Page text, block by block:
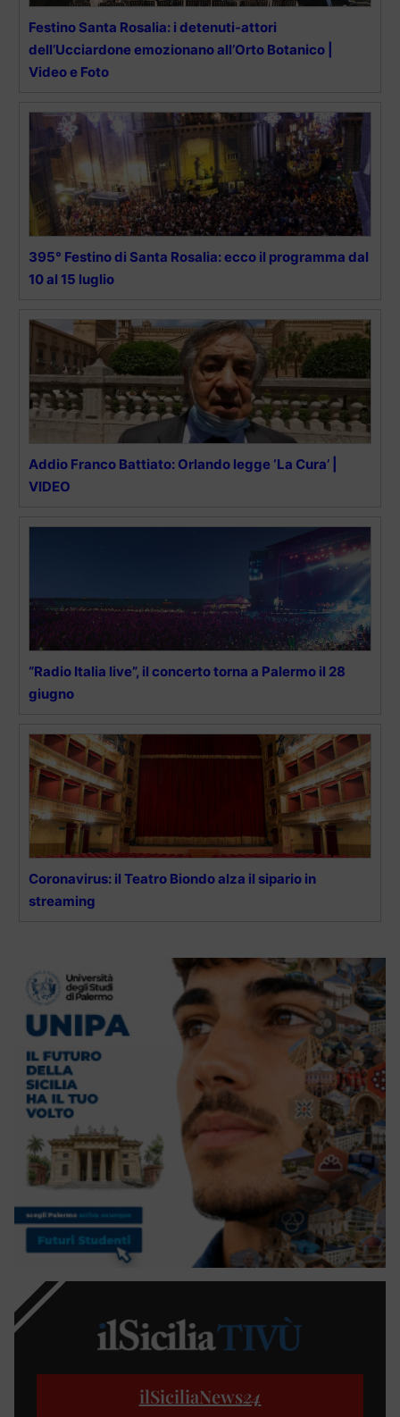
Festino Santa Rosalia: i detenuti-attori
dell’Ucciardone emozionano all’Orto Botanico |
Video e Foto
395° Festino di Santa Rosalia: ecco il programma dal
10 al 15 luglio
Addio Franco Battiato: Orlando legge ‘La Cura’ |
VIDEO
“Radio Italia live”, il concerto torna a Palermo il 28
giugno
Coronavirus: il Teatro Biondo alza il sipario in
streaming
ilSiciliaNews24